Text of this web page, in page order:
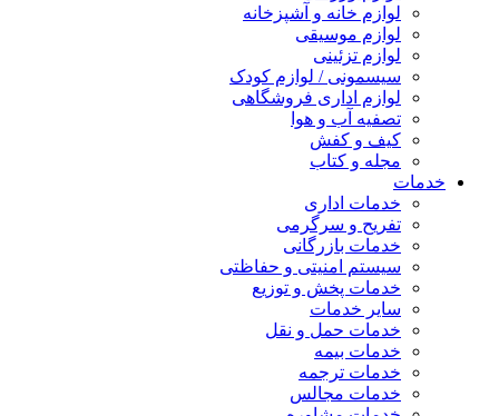
لوازم خانه و آشپزخانه
لوازم موسیقی
لوازم تزئینی
سیسمونی / لوازم کودک
لوازم اداری فروشگاهی
تصفیه آب و هوا
کیف و کفش
مجله و کتاب
خدمات
خدمات اداری
تفریح و سرگرمی
خدمات بازرگانی
سیستم امنیتی و حفاظتی
خدمات پخش و توزیع
سایر خدمات
خدمات حمل و نقل
خدمات بیمه
خدمات ترجمه
خدمات مجالس